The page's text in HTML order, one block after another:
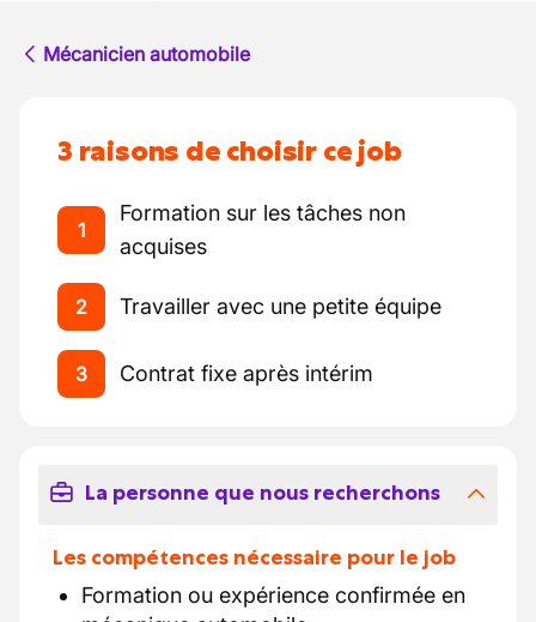
Mécanicien automobile
3 raisons de choisir ce job
1
Formation sur les tâches non
acquises
2 Travailler avec une petite équipe
3 Contrat fixe après intérim
La personne que nous recherchons
Les compétences nécessaire pour le job
Formation ou expérience confirmée en